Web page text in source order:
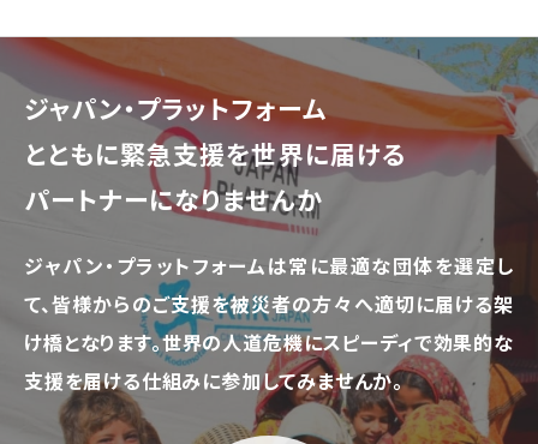
ジャパン・プラットフォーム
とともに緊急支援を世界に届ける
パートナーになりませんか
ジャパン・プラットフォームは常に最適な団体を選定し
て、皆様からのご支援を被災者の方々へ適切に届ける架
け橋となります。世界の人道危機にスピーディで効果的な
支援を届ける仕組みに参加してみませんか。